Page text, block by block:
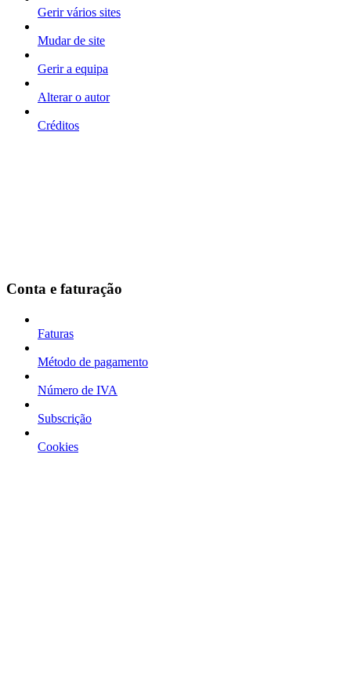
Gerir vários sites
Mudar de site
Gerir a equipa
Alterar o autor
Créditos
Conta e faturação
Faturas
Método de pagamento
Número de IVA
Subscrição
Cookies